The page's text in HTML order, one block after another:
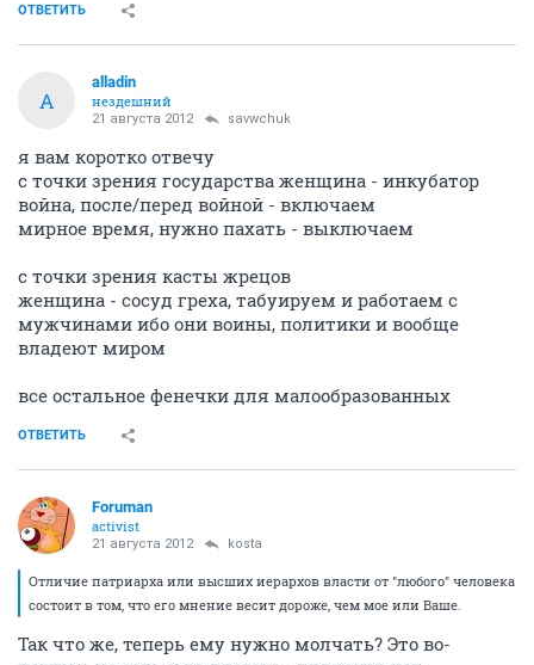
ОТВЕТИТЬ
A
alladin
нездешний
21 августа 2012 savwchuk
я вам коротко отвечу
с точки зрения государства женщина - инкубатор
война, после/перед войной - включаем
мирное время, нужно пахать - выключаем
с точки зрения касты жрецов
женщина - сосуд греха, табуируем и работаем с
мужчинами ибо они воины, политики и вообще
владеют миром
все остальное фенечки для малообразованных
ОТВЕТИТЬ
Foruman
activist
21 августа 2012 kosta
Отличие патриарха или высших иерархов власти от "любого" человека
состоит в том, что его мнение весит дороже, чем мое или Ваше.
Так что же, теперь ему нужно молчать? Это во-